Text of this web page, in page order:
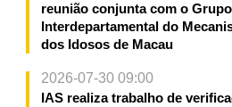
reunião conjunta com o
Interdepartamental do
dos Idosos de Macau
2026-07-30 09:00
IAS realiza trabalho de